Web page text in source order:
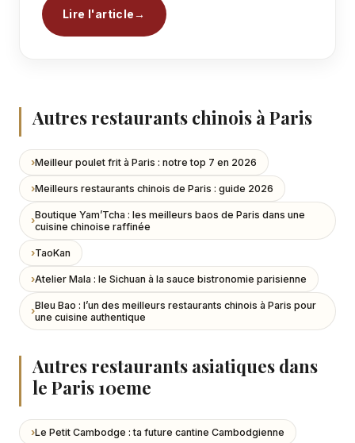
Lire l'article
Autres restaurants chinois à Paris
Meilleur poulet frit à Paris : notre top 7 en 2026
Meilleurs restaurants chinois de Paris : guide 2026
Boutique Yam’Tcha : les meilleurs baos de Paris dans une
cuisine chinoise raffinée
TaoKan
Atelier Mala : le Sichuan à la sauce bistronomie parisienne
Bleu Bao : l’un des meilleurs restaurants chinois à Paris pour
une cuisine authentique
Autres restaurants asiatiques dans
le Paris 10eme
Le Petit Cambodge : ta future cantine Cambodgienne